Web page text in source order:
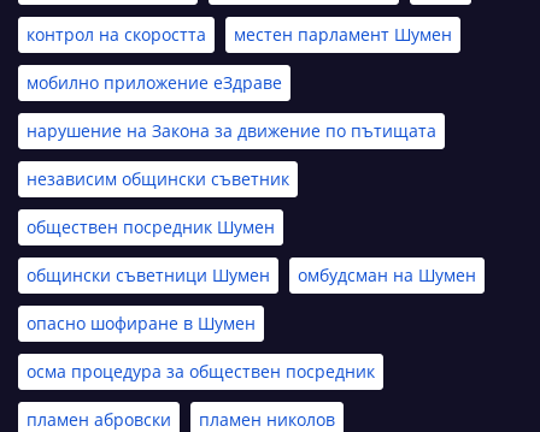
контрол на скоростта местен парламент Шумен
мобилно приложение еЗдраве
нарушение на Закона за движение по пътищата
независим общински съветник
обществен посредник Шумен
общински съветници Шумен омбудсман на Шумен
опасно шофиране в Шумен
осма процедура за обществен посредник
пламен абровски пламен николов